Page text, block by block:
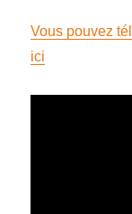
Vous pouvez
ici